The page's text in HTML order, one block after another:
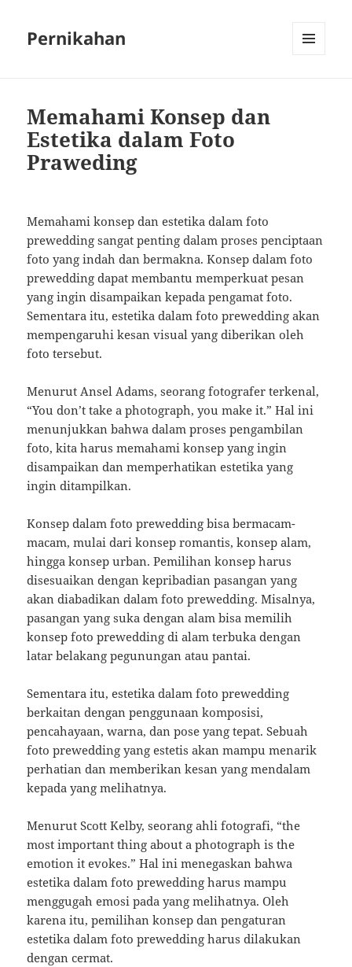
Pernikahan
Memahami Konsep dan
Estetika dalam Foto
Praweding
Memahami konsep dan estetika dalam foto
prewedding sangat penting dalam proses penciptaan
foto yang indah dan bermakna. Konsep dalam foto
prewedding dapat membantu memperkuat pesan
yang ingin disampaikan kepada pengamat foto.
Sementara itu, estetika dalam foto prewedding akan
mempengaruhi kesan visual yang diberikan oleh
foto tersebut.
Menurut Ansel Adams, seorang fotografer terkenal,
“You don’t take a photograph, you make it.” Hal ini
menunjukkan bahwa dalam proses pengambilan
foto, kita harus memahami konsep yang ingin
disampaikan dan memperhatikan estetika yang
ingin ditampilkan.
Konsep dalam foto prewedding bisa bermacam-
macam, mulai dari konsep romantis, konsep alam,
hingga konsep urban. Pemilihan konsep harus
disesuaikan dengan kepribadian pasangan yang
akan diabadikan dalam foto prewedding. Misalnya,
pasangan yang suka dengan alam bisa memilih
konsep foto prewedding di alam terbuka dengan
latar belakang pegunungan atau pantai.
Sementara itu, estetika dalam foto prewedding
berkaitan dengan penggunaan komposisi,
pencahayaan, warna, dan pose yang tepat. Sebuah
foto prewedding yang estetis akan mampu menarik
perhatian dan memberikan kesan yang mendalam
kepada yang melihatnya.
Menurut Scott Kelby, seorang ahli fotografi, “the
most important thing about a photograph is the
emotion it evokes.” Hal ini menegaskan bahwa
estetika dalam foto prewedding harus mampu
menggugah emosi pada yang melihatnya. Oleh
karena itu, pemilihan konsep dan pengaturan
estetika dalam foto prewedding harus dilakukan
dengan cermat.